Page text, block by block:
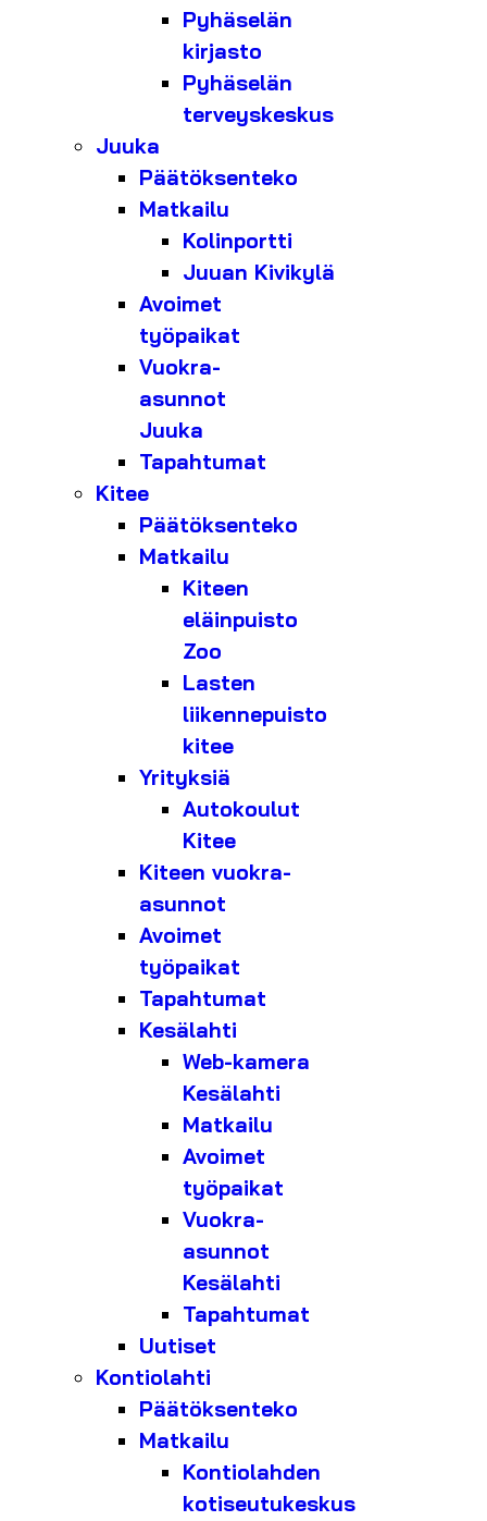
Pyhäselän
kirjasto
Pyhäselän
terveyskeskus
Juuka
Päätöksenteko
Matkailu
Kolinportti
Juuan Kivikylä
Avoimet
työpaikat
Vuokra-
asunnot
Juuka
Tapahtumat
Kitee
Päätöksenteko
Matkailu
Kiteen
eläinpuisto
Zoo
Lasten
liikennepuisto
kitee
Yrityksiä
Autokoulut
Kitee
Kiteen vuokra-
asunnot
Avoimet
työpaikat
Tapahtumat
Kesälahti
Web-kamera
Kesälahti
Matkailu
Avoimet
työpaikat
Vuokra-
asunnot
Kesälahti
Tapahtumat
Uutiset
Kontiolahti
Päätöksenteko
Matkailu
Kontiolahden
kotiseutukeskus